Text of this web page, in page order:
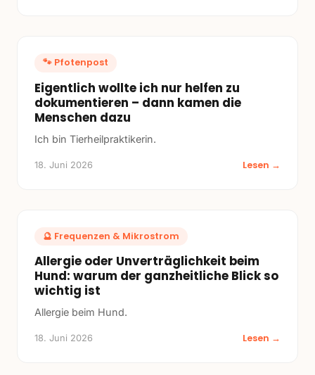
🐾 Pfotenpost
Eigentlich wollte ich nur helfen zu
dokumentieren – dann kamen die
Menschen dazu
Ich bin Tierheilpraktikerin.
18. Juni 2026 Lesen →
🔮 Frequenzen & Mikrostrom
Allergie oder Unverträglichkeit beim
Hund: warum der ganzheitliche Blick so
wichtig ist
Allergie beim Hund.
18. Juni 2026 Lesen →